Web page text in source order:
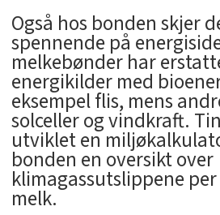
Også hos bonden skjer
spennende på
melkebønder har
energikilder med
eksempel flis, mens
solceller og vindkraft.
utviklet en
bonden en oversikt over
klimagassutslippene
melk.